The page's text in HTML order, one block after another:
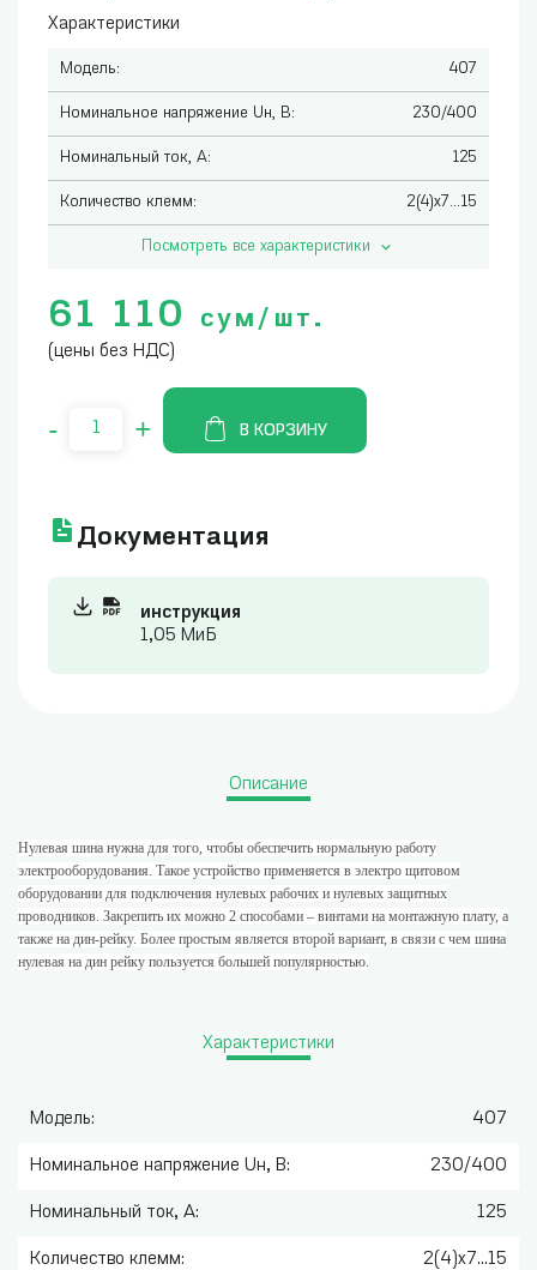
Характеристики
Модель: 407
Номинальное напряжение Uн, В: 230/400
Номинальный ток, А: 125
Количество клемм: 2(4)х7...15
Посмотреть все характеристики
61 110 сум/шт.
(цены без НДС)
- + В КОРЗИНУ
Документация
инструкция
1,05 МиБ
Описание
Нулевая шина нужна для того, чтобы обеспечить нормальную работу
электрооборудования. Такое устройство применяется в электро щитовом
оборудовании для подключения нулевых рабочих и нулевых защитных
проводников. Закрепить их можно 2 способами – винтами на монтажную плату, а
также на дин-рейку. Более простым является второй вариант, в связи с чем шина
нулевая на дин рейку пользуется большей популярностью.
Характеристики
Модель: 407
Номинальное напряжение Uн, В: 230/400
Номинальный ток, А: 125
Количество клемм: 2(4)х7...15